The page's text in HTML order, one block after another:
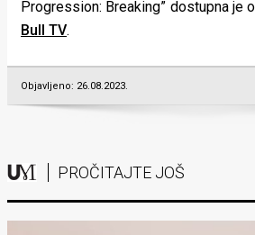
Progression: Breaking” dostupna je
Bull TV.
Objavljeno: 26.08.2023.
PROČITAJTE JOŠ